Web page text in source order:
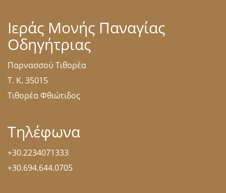
Ιεράς Μονής Παναγίας
Οδηγήτριας
Παρνασσού Τιθορέα
Τ. Κ. 35015
Τιθορέα Φθιώτιδος
Τηλέφωνα
+30.2234071333
+30.694.644.0705